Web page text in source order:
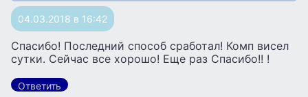
04.03.2018 в 16:42
Спасибо! Последний способ сработал! Комп висел
сутки. Сейчас все хорошо! Еще раз Спасибо!! !
Ответить